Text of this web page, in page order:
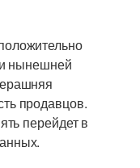
нынешней
продавцов.
перейдет в